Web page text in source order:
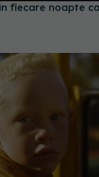
fiecare noapte